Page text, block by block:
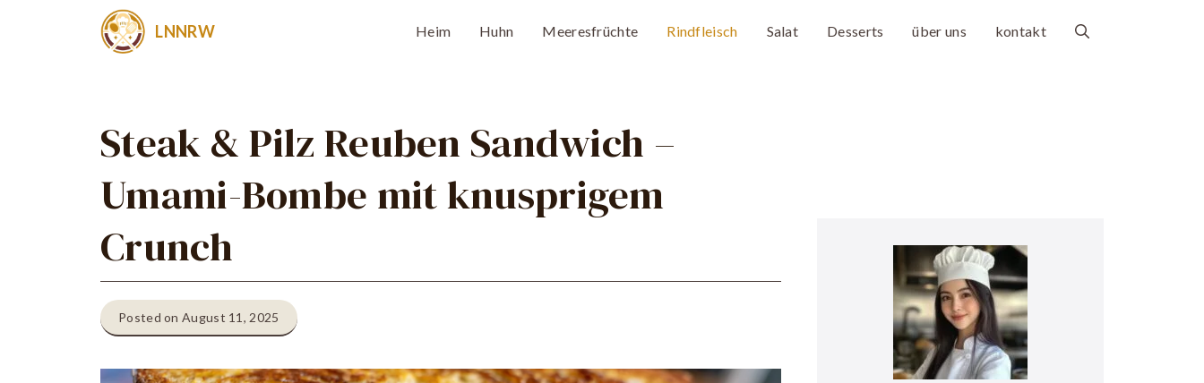
LNNRW Heim Huhn Meeresfrüchte Rindfleisch Salat Desserts über uns kontakt
Steak & Pilz Reuben Sandwich –
Umami-Bombe mit knusprigem
Crunch
Posted on August 11, 2025